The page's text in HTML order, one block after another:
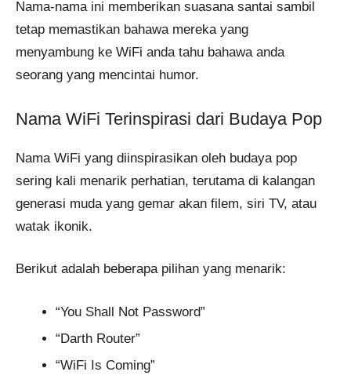
Nama-nama ini memberikan suasana santai sambil
tetap memastikan bahawa mereka yang
menyambung ke WiFi anda tahu bahawa anda
seorang yang mencintai humor.
Nama WiFi Terinspirasi dari Budaya Pop
Nama WiFi yang diinspirasikan oleh budaya pop
sering kali menarik perhatian, terutama di kalangan
generasi muda yang gemar akan filem, siri TV, atau
watak ikonik.
Berikut adalah beberapa pilihan yang menarik:
“You Shall Not Password”
“Darth Router”
“WiFi Is Coming”